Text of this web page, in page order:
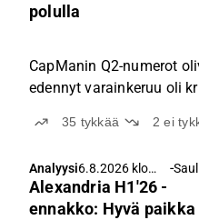
polulla
CapManin Q2-numerot
edennyt varainkeruu oli
realisoituessa
35 tykkää 2ei
Analyysi6.8.2026 klo
17.08
-
Alexandria H1'26 -
ennakko: Hyvä paikka